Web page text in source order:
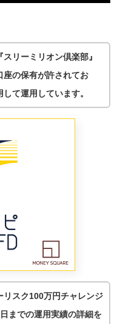
スリーミリオン倶楽部』
座の保有が許されてお
て運用しています。
リスク100万円チャレンジ
までの運用実績の詳細を